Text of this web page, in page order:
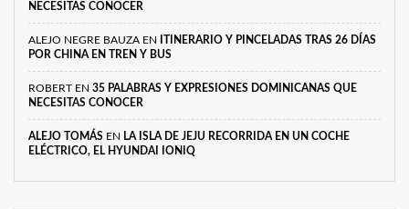
NECESITAS CONOCER
ALEJO NEGRE BAUZA EN
ITINERARIO Y PINCELADAS TRAS 26 DÍAS
POR CHINA EN TREN Y BUS
ROBERT EN 35 PALABRAS Y EXPRESIONES DOMINICANAS QUE
NECESITAS CONOCER
ALEJO TOMÁS EN LA ISLA DE JEJU RECORRIDA EN UN COCHE
ELÉCTRICO, EL HYUNDAI IONIQ